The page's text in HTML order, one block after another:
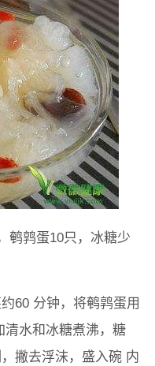
鹌鹑蛋10只，冰糖少
60 分钟，将鹌鹑蛋用
清水和冰糖煮沸，糖
撇去浮沫，盛入碗 内